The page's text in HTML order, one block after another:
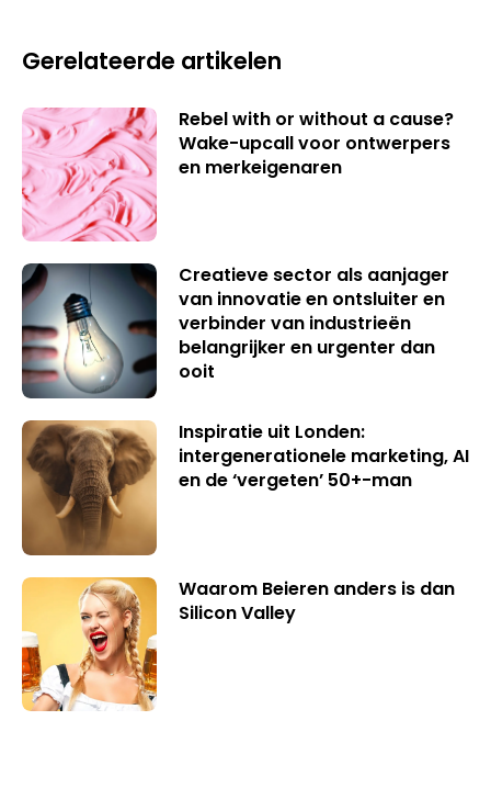
Gerelateerde artikelen
Rebel with or without a cause?
Wake-upcall voor ontwerpers
en merkeigenaren
Creatieve sector als aanjager
van innovatie en ontsluiter en
verbinder van industrieën
belangrijker en urgenter dan
ooit
Inspiratie uit Londen:
intergenerationele marketing, AI
en de ‘vergeten’ 50+-man
Waarom Beieren anders is dan
Silicon Valley